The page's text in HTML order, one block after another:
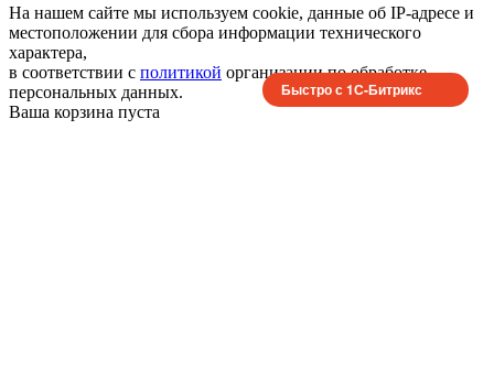
На нашем сайте мы используем cookie, данные об IP-адресе и
местоположении для сбора информации технического
характера,
в соответствии с политикой организации по обработке
персональных данных.
Ваша корзина пуста
Быстро с 1С-Битрикс